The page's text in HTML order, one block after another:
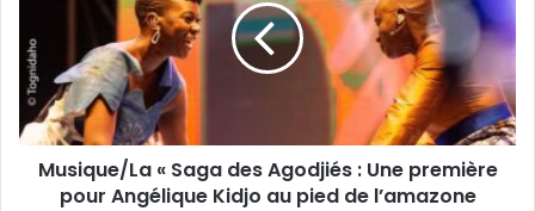
Musique/La « Saga des Agodjiés : Une première
pour Angélique Kidjo au pied de l’amazone